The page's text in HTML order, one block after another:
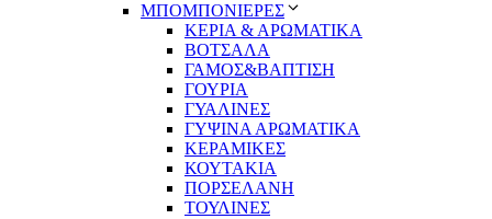
ΜΠΟΜΠΟΝΙΕΡΕΣ
ΚΕΡΙΑ & ΑΡΩΜΑΤΙΚΑ
ΒΟΤΣΑΛΑ
ΓΑΜΟΣ&ΒΑΠΤΙΣΗ
ΓΟΥΡΙΑ
ΓΥΑΛΙΝΕΣ
ΓΥΨΙΝΑ ΑΡΩΜΑΤΙΚΑ
ΚΕΡΑΜΙΚΕΣ
ΚΟΥΤΑΚΙΑ
ΠΟΡΣΕΛΑΝΗ
ΤΟΥΛΙΝΕΣ